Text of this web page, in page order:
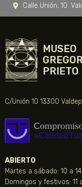
Calle Unión, 10.
MUSEO
PRIETO
C/Unión 10 13300
ABIERTO
Martes a sábado: 10 a
Domingos y festivos: 11